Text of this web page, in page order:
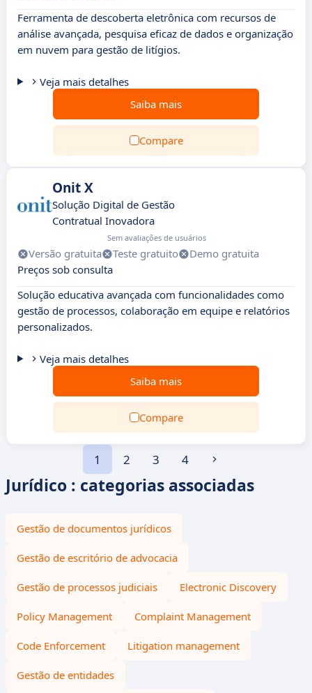
Ferramenta de descoberta eletrônica com recursos de
análise avançada, pesquisa eficaz de dados e organização
em nuvem para gestão de litígios.
Veja mais detalhes
Saiba mais
Compare
Onit X
Solução Digital de Gestão
Contratual Inovadora
Sem avaliações de usuários
Versão gratuita Teste gratuito
Demo gratuita
Preços sob consulta
Solução educativa avançada com funcionalidades como
gestão de processos, colaboração em equipe e relatórios
personalizados.
Veja mais detalhes
Saiba mais
Compare
1 2 3 4
Jurídico : categorias associadas
Gestão de documentos jurídicos
Gestão de escritório de advocacia
Gestão de processos judiciais Electronic Discovery
Policy Management Complaint Management
Code Enforcement Litigation management
Gestão de entidades